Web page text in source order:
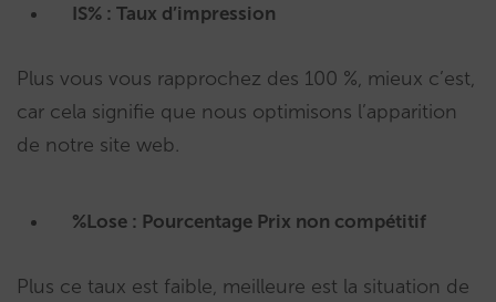
IS% : Taux d’impression
Plus vous vous rapprochez des 100 %, mieux c’est,
car cela signifie que nous optimisons l’apparition
de notre site web.
%Lose : Pourcentage Prix non compétitif
Plus ce taux est faible, meilleure est la situation de